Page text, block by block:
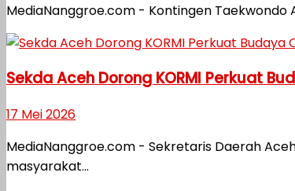
MediaNanggroe.com - Kontingen Taekwondo
Sekda Aceh Dorong KORMI Perkuat
17 Mei 2026
MediaNanggroe.com - Sekretaris Daerah
masyarakat...